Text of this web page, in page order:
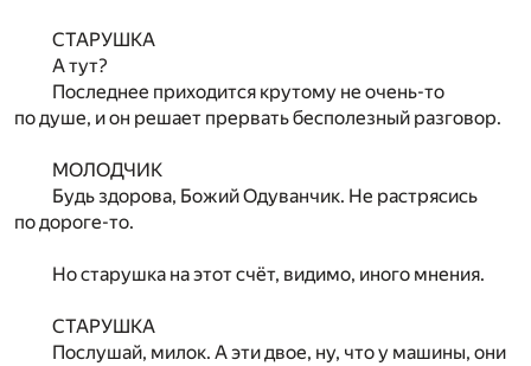
СТАРУШКА
А тут?
Последнее приходится крутому не очень-то
по душе, и он решает прервать бесполезный разговор.
МОЛОДЧИК
Будь здорова, Божий Одуванчик. Не растрясись
по дороге-то.
Но старушка на этот счёт, видимо, иного мнения.
СТАРУШКА
Послушай, милок. А эти двое, ну, что у машины, они